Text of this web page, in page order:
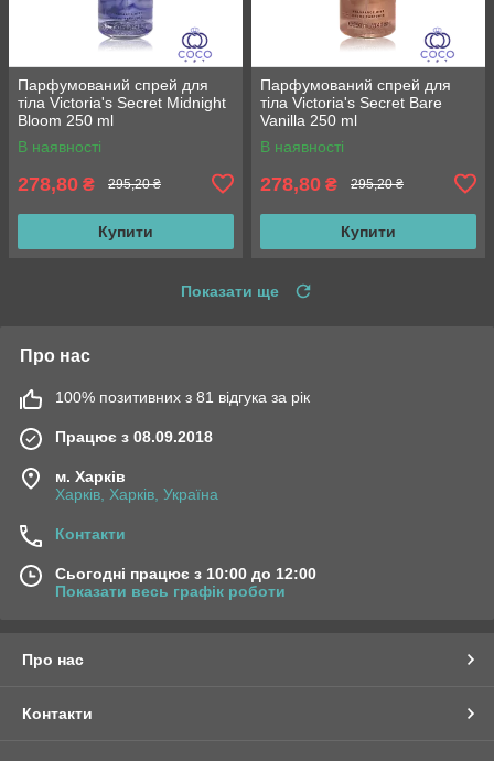
Парфумований спрей для
тіла Victoria's Secret Midnight
Bloom 250 ml
В наявності
278,80 ₴ 295,20 ₴
Купити
Парфумований спрей для
тіла Victoria's Secret Bare
Vanilla 250 ml
В наявності
278,80 ₴ 295,20 ₴
Купити
Показати ще
Про нас
100% позитивних з 81 відгука за рік
Працює з 08.09.2018
м. Харків
Харків, Харків, Україна
Контакти
Сьогодні працює з 10:00 до 12:00
Показати весь графік роботи
Про нас
Контакти